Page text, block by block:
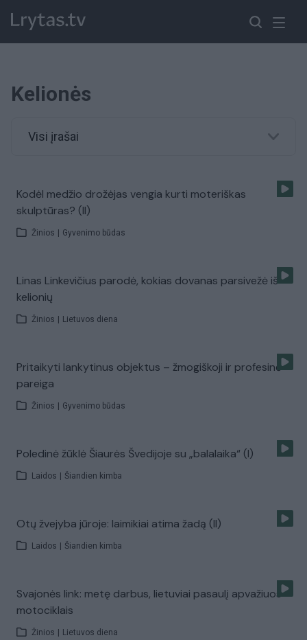
Kelionės
Visi įrašai
Kodėl medžio drožėjas vengia kurti moteriškas
skulptūras? (II)
Žinios Gyvenimo būdas
Linas Linkevičius parodė, kokias dovanas parsivežė iš
kelionių
Žinios Lietuvos diena
Pritaikyti lankytinus objektus – žmogiškoji ir profesinė
pareiga
Žinios Gyvenimo būdas
Poledinė žūklė Šiaurės Švedijoje su „balalaika“ (I)
Laidos Šiandien kimba
Otų žvejyba jūroje: laimikiai atima žadą (II)
Laidos Šiandien kimba
Svajonės link: metę darbus, lietuviai pasaulį apvažiuos
motociklais
Žinios Lietuvos diena